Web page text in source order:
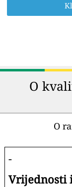
O
O
-
Vrijednosti